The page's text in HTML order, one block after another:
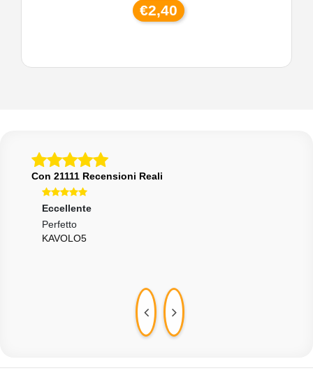
€2,40
Con 21111 Recensioni Reali
Eccellente
Perfetto
KAVOLO5